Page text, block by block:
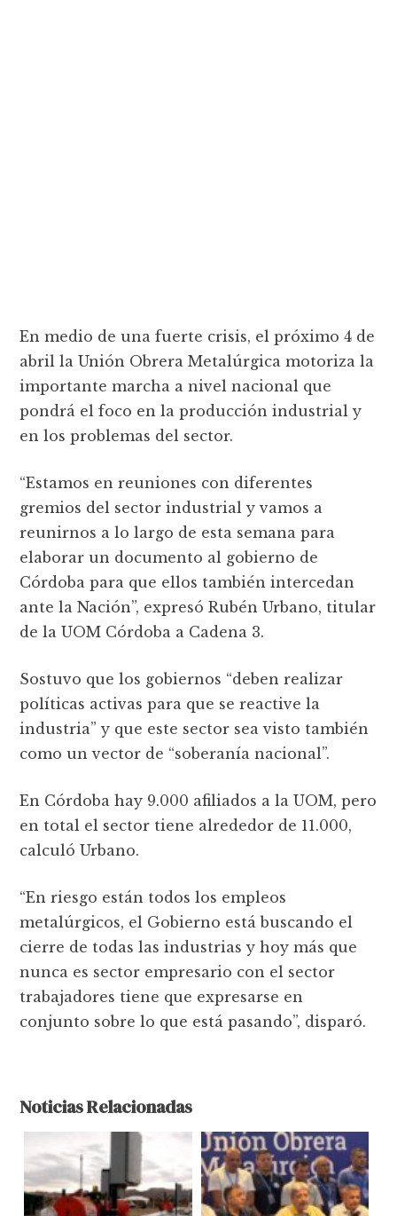
En medio de una fuerte crisis, el próximo 4 de
abril la Unión Obrera Metalúrgica motoriza la
importante marcha a nivel nacional que
pondrá el foco en la producción industrial y
en los problemas del sector.
“Estamos en reuniones con diferentes
gremios del sector industrial y vamos a
reunirnos a lo largo de esta semana para
elaborar un documento al gobierno de
Córdoba para que ellos también intercedan
ante la Nación”, expresó Rubén Urbano, titular
de la UOM Córdoba a Cadena 3.
Sostuvo que los gobiernos “deben realizar
políticas activas para que se reactive la
industria” y que este sector sea visto también
como un vector de “soberanía nacional”.
En Córdoba hay 9.000 afiliados a la UOM, pero
en total el sector tiene alrededor de 11.000,
calculó Urbano.
“En riesgo están todos los empleos
metalúrgicos, el Gobierno está buscando el
cierre de todas las industrias y hoy más que
nunca es sector empresario con el sector
trabajadores tiene que expresarse en
conjunto sobre lo que está pasando”, disparó.
Noticias Relacionadas